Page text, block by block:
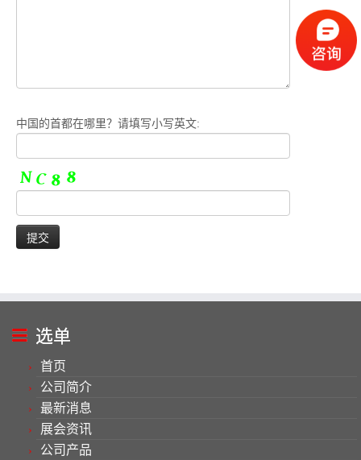
中国的首都在哪里？请填写小写英文:
选单
首页
公司简介
最新消息
展会资讯
公司产品